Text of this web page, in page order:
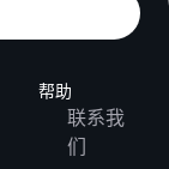
帮助
联系我
们